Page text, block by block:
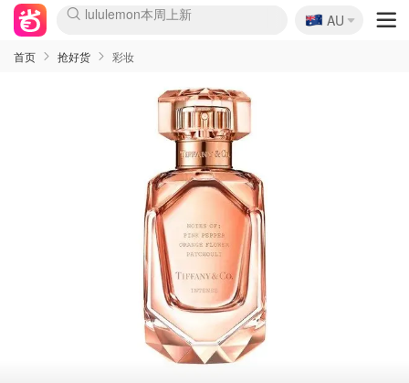
lululemon本周上新
Sasa美妆护肤3.5折
SSENSE年中3折
FreshBeauty好价汇总
Cettire降价+叠9折
Farfetch折上8折
WWS Coles超市实拍
viagogo二手票捡漏
Myer清仓1折起
The Outnet奢牌1折起
David Jones 3折起
Flannels大牌1折
Perfumes Club护肤1折
AMIRO返校季6.2折
Oweek抽奖送Airpods
Amazon折扣汇总
eToro入金$200送$50
Amazon数码好物
ICONIC本周7.5折
ThedoubleF高奢地板价
Moose Knuckles 6折
丝芙兰5折起
EUFY官网3.7折起
Selenichast首饰2折
Trip机票酒店促销
YSL送5件彩妆礼
Amazon家居好物
BIGBANG巡演开票
David Jones时尚3折
Amazon美妆护肤
雅漾大喷$8
过敏原检测盒$33
伊索独家赠50ml沐浴露
科颜氏送高保湿面霜
SEALIFE海洋馆门票6折
丝塔芙大白罐$16
订阅Newsletter送香薰
Cult Beauty 6.8折
Harrods圣诞日历2.3折
LN-CC奢牌私促3折
d'Alba空姐喷雾$16
EVE LOM套装逆天2折
Bernardelli独家4折
Adore Beauty 6折起
CT圣诞日历
Mytheresa奢品2.7折
🇦🇺
AU
首页 抢好货 彩妆